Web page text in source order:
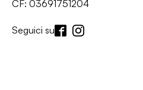
CF: 03691751204
Seguici su